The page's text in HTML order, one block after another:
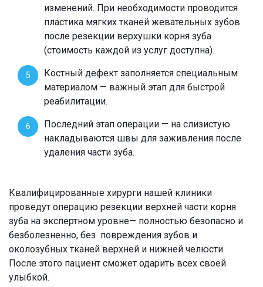
изменений. При необходимости проводится
пластика мягких тканей жевательных зубов
после резекции верхушки корня зуба
(стоимость каждой из услуг доступна).
Костный дефект заполняется специальным
материалом — важный этап для быстрой
реабилитации.
Последний этап операции — на слизистую
накладываются швы для заживления после
удаления части зуба.
Квалифицированные хирурги нашей клиники
проведут операцию резекции верхней части корня
зуба на экспертном уровне— полностью безопасно и
безболезненно, без повреждения зубов и
околозубных тканей верхней и нижней челюсти.
После этого пациент сможет одарить всех своей
улыбкой.